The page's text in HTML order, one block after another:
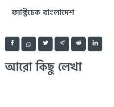
ফ্যাক্টচেক বাংলাদেশ
আরো কিছু লেখা